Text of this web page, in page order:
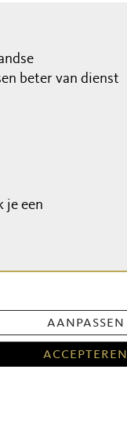
aanpassen
accepteren
beter van dienst
je een